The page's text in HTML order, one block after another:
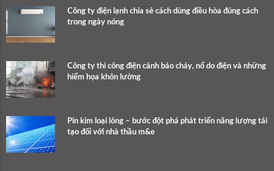
Công ty điện lạnh chia sẻ cách dùng điều hòa đúng cách
trong ngày nóng
Công ty thi công điện cảnh báo cháy, nổ do điện và những
hiểm họa khôn lường
Pin kim loại lỏng – bước đột phá phát triển năng lượng tái
tạo đối với nhà thầu m&e